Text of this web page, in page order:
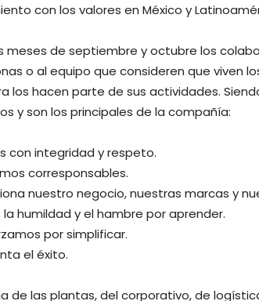
con los valores en México y
meses de septiembre y octubre los
o al equipo que consideren que viven
los hacen parte de sus actividades.
y son los principales de la compañía:
con integridad y respeto.
corresponsables.
nuestro negocio, nuestras marcas y
la humildad y el hambre por aprender.
por simplificar.
el éxito.
de las plantas, del corporativo, de